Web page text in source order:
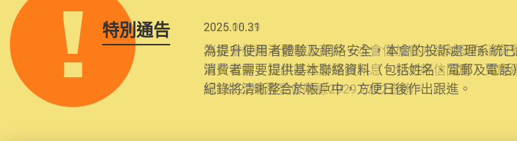
特別通告 2025.10.31
為提升使用者體驗及網絡安全，本會的投訴處理系統
消費者需要提供基本聯絡資料（包括姓名、電郵及電
紀錄將清晰整合於帳戶中，方便日後作出跟進。